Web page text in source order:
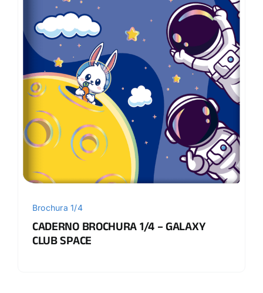
Brochura 1/4
CADERNO BROCHURA 1/4 – GALAXY
CLUB SPACE